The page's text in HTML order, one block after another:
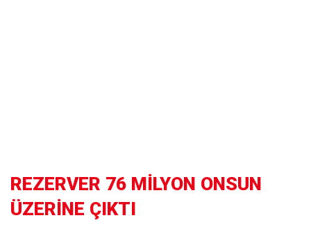
REZERVER 76 MİLYON ONSUN
ÜZERİNE ÇIKTI